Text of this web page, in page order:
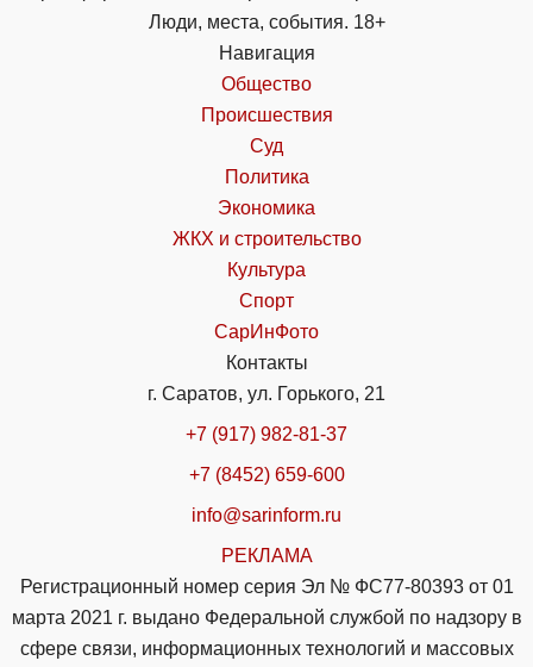
Люди, места, события. 18+
Навигация
Общество
Происшествия
Суд
Политика
Экономика
ЖКХ и строительство
Культура
Спорт
СарИнФото
Контакты
г. Саратов, ул. Горького, 21
+7 (917) 982-81-37
+7 (8452) 659-600
info@sarinform.ru
РЕКЛАМА
Регистрационный номер серия Эл № ФС77-80393 от 01
марта 2021 г. выдано Федеральной службой по надзору в
сфере связи, информационных технологий и массовых